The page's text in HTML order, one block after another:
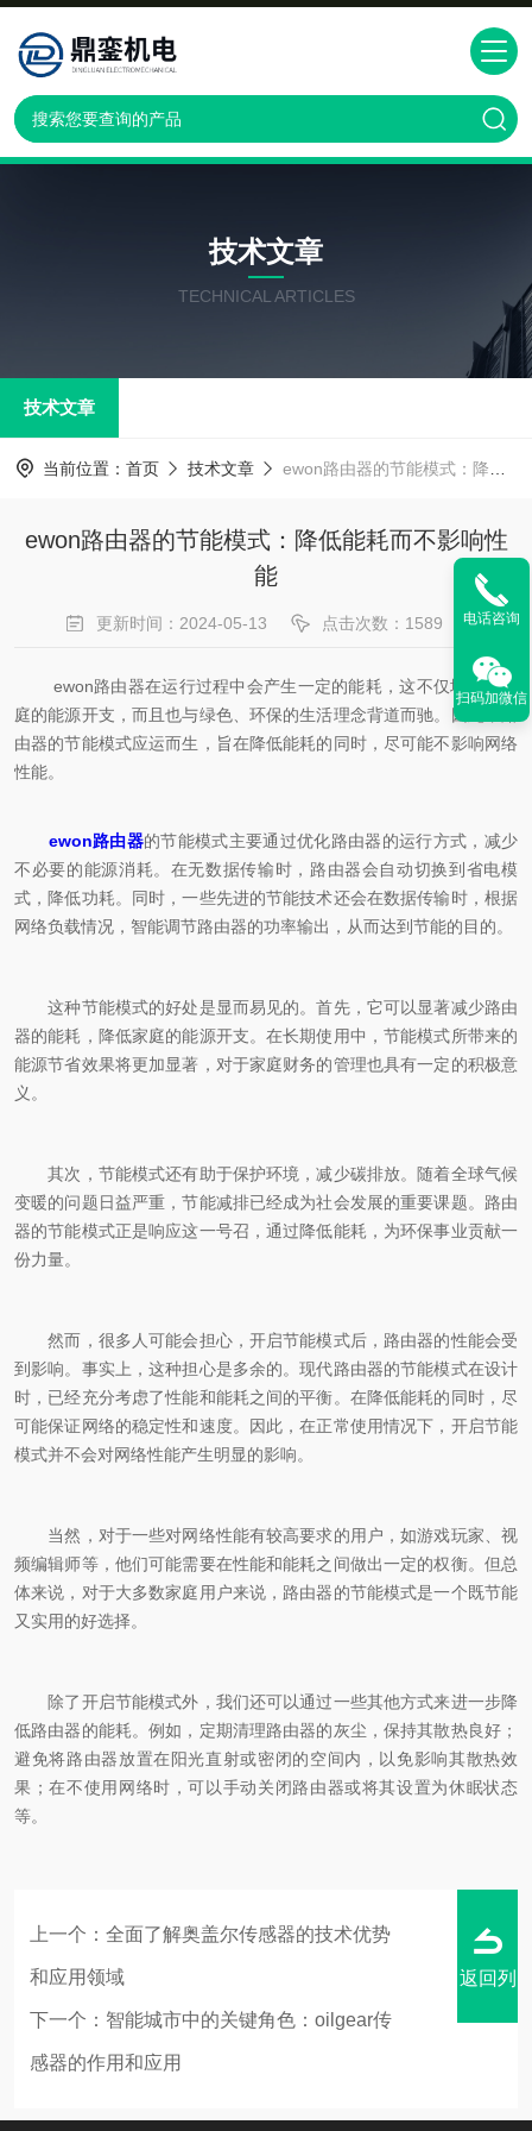
技术文章
TECHNICAL ARTICLES
技术文章
当前位置： 首页 技术文章 ewon路由器的节能模式：降低能耗而不影响性能
ewon路由器的节能模式：降低能耗而不影响性
能
更新时间：2024-05-13 点击次数：1589
ewon路由器在运行过程中会产生一定的能耗，这不仅增加了家
庭的能源开支，而且也与绿色、环保的生活理念背道而驰。因此，路
由器的节能模式应运而生，旨在降低能耗的同时，尽可能不影响网络
性能。
ewon路由器的节能模式主要通过优化路由器的运行方式，减少
不必要的能源消耗。在无数据传输时，路由器会自动切换到省电模
式，降低功耗。同时，一些先进的节能技术还会在数据传输时，根据
网络负载情况，智能调节路由器的功率输出，从而达到节能的目的。
这种节能模式的好处是显而易见的。首先，它可以显著减少路由
器的能耗，降低家庭的能源开支。在长期使用中，节能模式所带来的
能源节省效果将更加显著，对于家庭财务的管理也具有一定的积极意
义。
其次，节能模式还有助于保护环境，减少碳排放。随着全球气候
变暖的问题日益严重，节能减排已经成为社会发展的重要课题。路由
器的节能模式正是响应这一号召，通过降低能耗，为环保事业贡献一
份力量。
然而，很多人可能会担心，开启节能模式后，路由器的性能会受
到影响。事实上，这种担心是多余的。现代路由器的节能模式在设计
时，已经充分考虑了性能和能耗之间的平衡。在降低能耗的同时，尽
可能保证网络的稳定性和速度。因此，在正常使用情况下，开启节能
模式并不会对网络性能产生明显的影响。
当然，对于一些对网络性能有较高要求的用户，如游戏玩家、视
频编辑师等，他们可能需要在性能和能耗之间做出一定的权衡。但总
体来说，对于大多数家庭用户来说，路由器的节能模式是一个既节能
又实用的好选择。
除了开启节能模式外，我们还可以通过一些其他方式来进一步降
低路由器的能耗。例如，定期清理路由器的灰尘，保持其散热良好；
避免将路由器放置在阳光直射或密闭的空间内，以免影响其散热效
果；在不使用网络时，可以手动关闭路由器或将其设置为休眠状态
等。
上一个： 全面了解奥盖尔传感器的技术优势
和应用领域
下一个： 智能城市中的关键角色：oilgear传
感器的作用和应用
返回列
电话咨询
扫码加微信